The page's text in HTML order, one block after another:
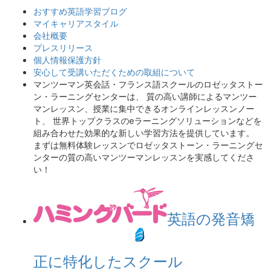
おすすめ英語学習ブログ
マイキャリアスタイル
会社概要
プレスリリース
個人情報保護方針
安心して受講いただくための取組について
マンツーマン英会話・フランス語スクールのロゼッタストー
ン・ラーニングセンターは、 質の高い講師によるマンツー
マンレッスン、授業に集中できるオンラインレッスンノー
ト、 世界トップクラスのeラーニングソリューションなどを
組み合わせた効果的な新しい学習方法を提供しています。
まずは無料体験レッスンでロゼッタストーン・ラーニングセ
ンターの質の高いマンツーマンレッスンを実感してくださ
い！
英語の発音矯
正に特化したスクール